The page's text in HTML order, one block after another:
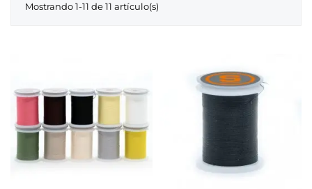
Mostrando 1-11 de 11 artículo(s)